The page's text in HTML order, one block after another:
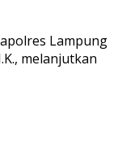
Lampung
melanjutkan